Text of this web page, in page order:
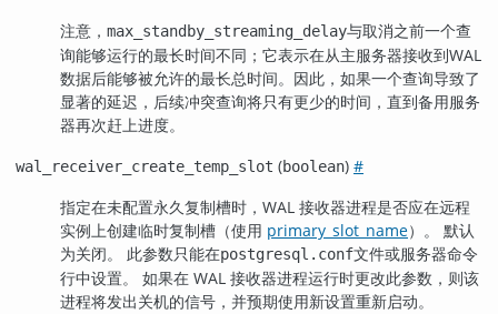
注意， max_standby_streaming_delay与取消之前一个查
询能够运行的最长时间不同；它表示在从主服务器接收到WAL
数据后能够被允许的最长总时间。因此，如果一个查询导致了
显著的延迟，后续冲突查询将只有更少的时间，直到备用服务
器再次赶上进度。
wal_receiver_create_temp_slot (boolean) #
指定在未配置永久复制槽时，WAL 接收器进程是否应在远程
实例上创建临时复制槽（使用 primary_slot_name）。 默认
为关闭。 此参数只能在postgresql.conf文件或服务器命令
行中设置。 如果在 WAL 接收器进程运行时更改此参数，则该
进程将发出关机的信号，并预期使用新设置重新启动。